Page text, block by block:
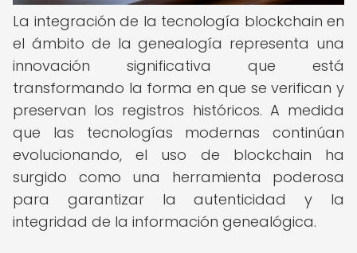
La integración de la tecnología blockchain en
el ámbito de la genealogía representa una
innovación significativa que está
transformando la forma en que se verifican y
preservan los registros históricos. A medida
que las tecnologías modernas continúan
evolucionando, el uso de blockchain ha
surgido como una herramienta poderosa
para garantizar la autenticidad y la
integridad de la información genealógica.